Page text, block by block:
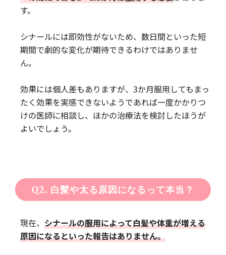
す。
シナールには即効性がないため、数日間といった短
期間で劇的な変化が期待できるわけではありませ
ん。
効果には個人差もありますが、3か月服用してもまっ
たく効果を実感できないようであれば一度かかりつ
けの医師に相談し、ほかの治療法を検討したほうが
よいでしょう。
Q2. 白髪や太る原因になるって本当？
現在、 シナールの服用によって白髪や体重が増える
原因になるといった報告はありません。